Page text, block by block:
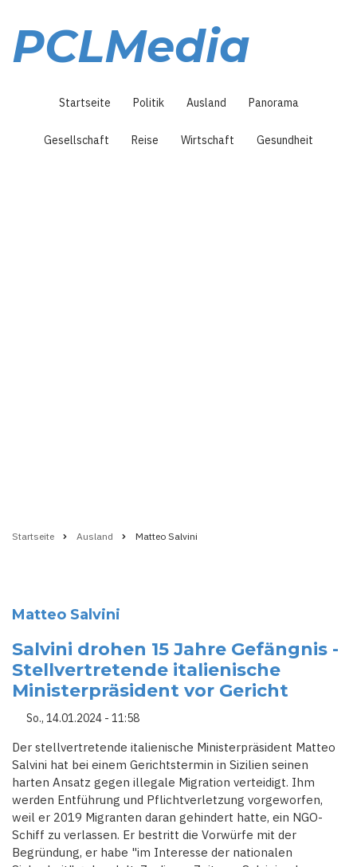
Inhalt
PCLMedia
Startseite Politik Ausland Panorama
Gesellschaft Reise Wirtschaft Gesundheit
Startseite Ausland Matteo Salvini
Matteo Salvini
Salvini drohen 15 Jahre Gefängnis -
Stellvertretende italienische
Ministerpräsident vor Gericht
So., 14.01.2024 - 11:58
Der stellvertretende italienische Ministerpräsident Matteo
Salvini hat bei einem Gerichtstermin in Sizilien seinen
harten Ansatz gegen illegale Migration verteidigt. Ihm
werden Entführung und Pflichtverletzung vorgeworfen,
weil er 2019 Migranten daran gehindert hatte, ein NGO-
Schiff zu verlassen. Er bestritt die Vorwürfe mit der
Begründung, er habe "im Interesse der nationalen